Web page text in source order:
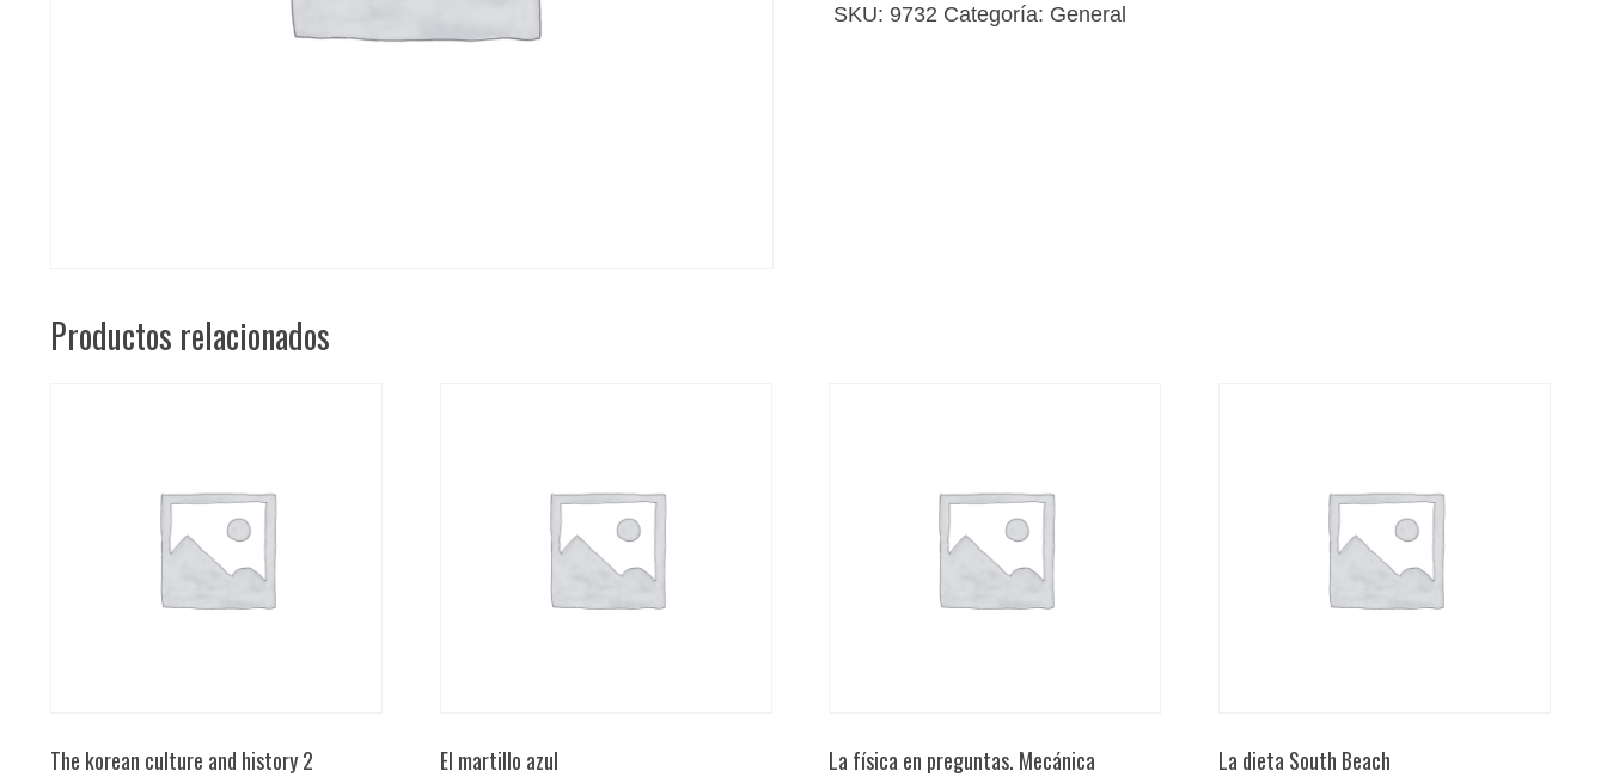
SKU: 9732 Categoría: General
Productos relacionados
The korean culture and history 2 El martillo azul La física en preguntas. Mecánica La dieta South Beach